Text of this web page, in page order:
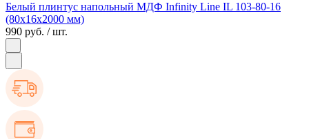
Белый плинтус напольный МДФ Infinity Line IL 103-80-16
(80х16х2000 мм)
990 руб. / шт.